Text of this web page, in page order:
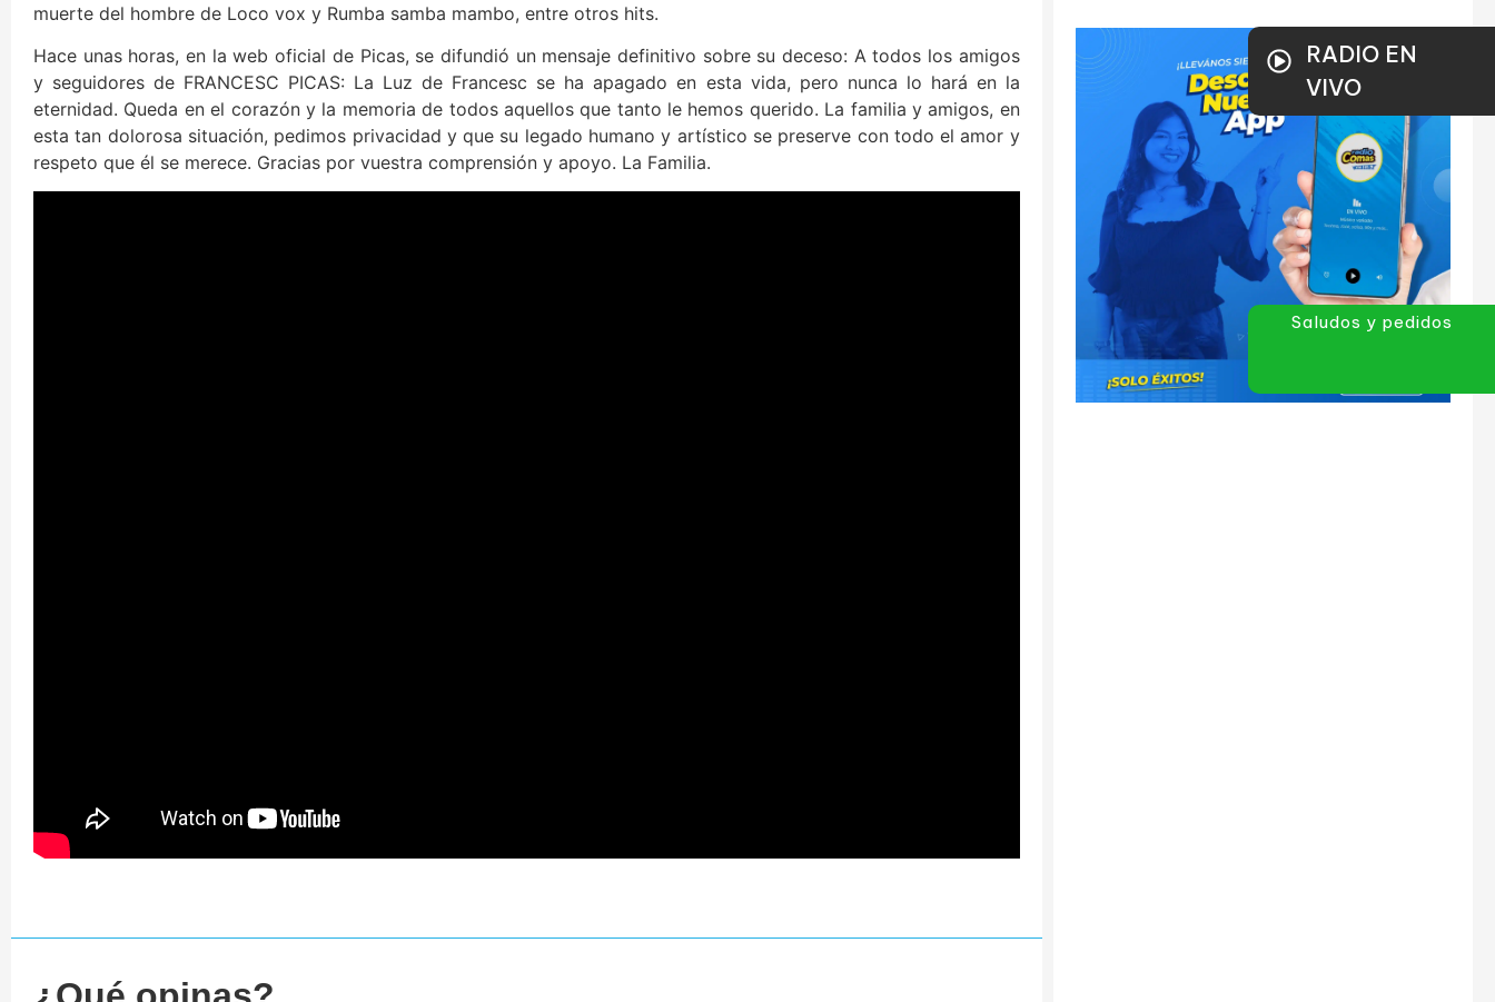
muerte del hombre de Loco vox y Rumba samba mambo, entre otros hits.
Hace unas horas, en la web oficial de Picas, se difundió un mensaje definitivo sobre su deceso: A todos los amigos
y seguidores de FRANCESC PICAS: La Luz de Francesc se ha apagado en esta vida, pero nunca lo hará en la
eternidad. Queda en el corazón y la memoria de todos aquellos que tanto le hemos querido. La familia y amigos, en
esta tan dolorosa situación, pedimos privacidad y que su legado humano y artístico se preserve con todo el amor y
respeto que él se merece. Gracias por vuestra comprensión y apoyo. La Familia.
RADIO EN
VIVO
Saludos y pedidos